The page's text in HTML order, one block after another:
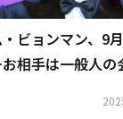
ビョンマン、9
相手は一般人の